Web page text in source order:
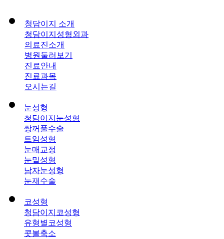
청담이지 소개
청담이지성형외과
의료진소개
병원둘러보기
진료안내
진료과목
오시는길
눈성형
청담이지눈성형
쌍꺼풀수술
트임성형
눈매교정
눈밑성형
남자눈성형
눈재수술
코성형
청담이지코성형
유형별코성형
콧볼축소